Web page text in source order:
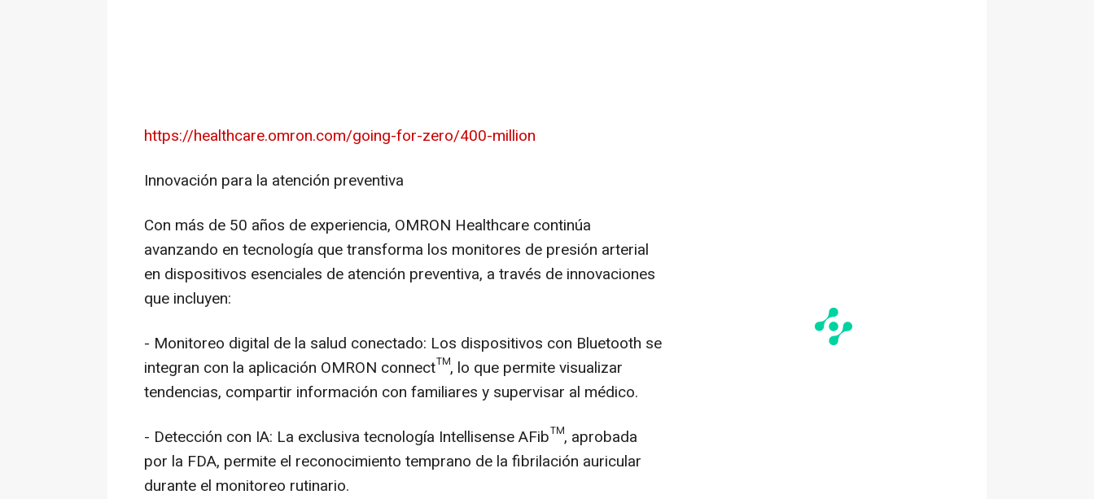
https://healthcare.omron.com/going-for-zero/400-million
Innovación para la atención preventiva
Con más de 50 años de experiencia, OMRON Healthcare continúa
avanzando en tecnología que transforma los monitores de presión arterial
en dispositivos esenciales de atención preventiva, a través de innovaciones
que incluyen:
- Monitoreo digital de la salud conectado: Los dispositivos con Bluetooth se
integran con la aplicación OMRON connect™, lo que permite visualizar
tendencias, compartir información con familiares y supervisar al médico.
- Detección con IA: La exclusiva tecnología Intellisense AFib™, aprobada
por la FDA, permite el reconocimiento temprano de la fibrilación auricular
durante el monitoreo rutinario.